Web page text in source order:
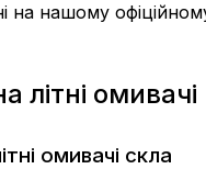
на нашому
літні омивачі
омивачі скла